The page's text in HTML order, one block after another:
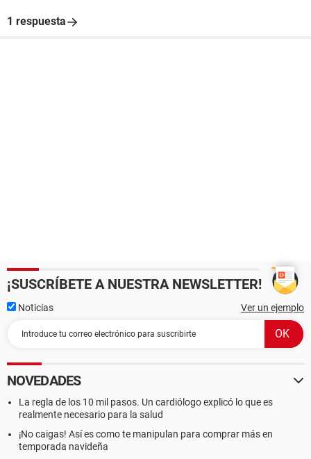
1 respuesta
¡SUSCRÍBETE A NUESTRA NEWSLETTER!
Noticias Ver un ejemplo
NOVEDADES
La regla de los 10 mil pasos. Un cardiólogo explicó lo que es
realmente necesario para la salud
¡No caigas! Así es como te manipulan para comprar más en
temporada navideña